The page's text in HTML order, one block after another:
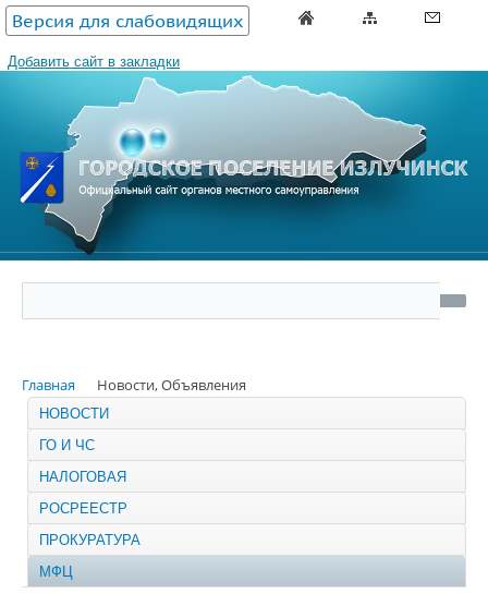
Версия для слабовидящих
Добавить сайт в закладки
Главная Новости, Объявления
НОВОСТИ
ГО И ЧС
НАЛОГОВАЯ
РОСРЕЕСТР
ПРОКУРАТУРА
МФЦ